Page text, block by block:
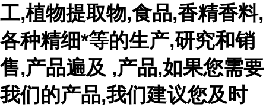
工,植物提取物,食品,香精香料,
各种精细*等的生产,研究和销
售,产品遍及 ,产品,如果您需要
我们的产品,我们建议您及时